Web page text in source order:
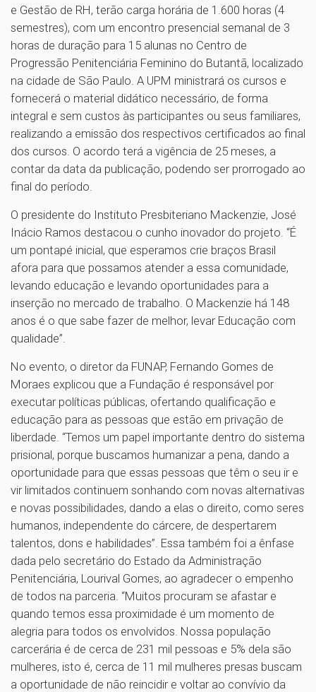
e Gestão de RH, terão carga horária de 1.600 horas (4
semestres), com um encontro presencial semanal de 3
horas de duração para 15 alunas no Centro de
Progressão Penitenciária Feminino do Butantã, localizado
na cidade de São Paulo. A UPM ministrará os cursos e
fornecerá o material didático necessário, de forma
integral e sem custos às participantes ou seus familiares,
realizando a emissão dos respectivos certificados ao final
dos cursos. O acordo terá a vigência de 25 meses, a
contar da data da publicação, podendo ser prorrogado ao
final do período.
O presidente do Instituto Presbiteriano Mackenzie, José
Inácio Ramos destacou o cunho inovador do projeto. “É
um pontapé inicial, que esperamos crie braços Brasil
afora para que possamos atender a essa comunidade,
levando educação e levando oportunidades para a
inserção no mercado de trabalho. O Mackenzie há 148
anos é o que sabe fazer de melhor, levar Educação com
qualidade”.
No evento, o diretor da FUNAP, Fernando Gomes de
Moraes explicou que a Fundação é responsável por
executar políticas públicas, ofertando qualificação e
educação para as pessoas que estão em privação de
liberdade. “Temos um papel importante dentro do sistema
prisional, porque buscamos humanizar a pena, dando a
oportunidade para que essas pessoas que têm o seu ir e
vir limitados continuem sonhando com novas alternativas
e novas possibilidades, dando a elas o direito, como seres
humanos, independente do cárcere, de despertarem
talentos, dons e habilidades”. Essa também foi a ênfase
dada pelo secretário do Estado da Administração
Penitenciária, Lourival Gomes, ao agradecer o empenho
de todos na parceria. “Muitos procuram se afastar e
quando temos essa proximidade é um momento de
alegria para todos os envolvidos. Nossa população
carcerária é de cerca de 231 mil pessoas e 5% dela são
mulheres, isto é, cerca de 11 mil mulheres presas buscam
a oportunidade de não reincidir e voltar ao convívio da